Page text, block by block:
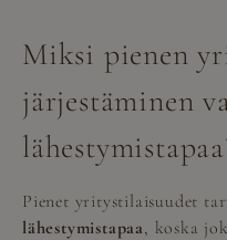
Miksi pienen
järjestäminen
Pienet yritystilaisuudet
lähestymistapaa, koska